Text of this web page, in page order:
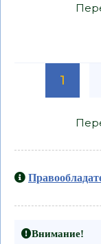
1
Внимание!